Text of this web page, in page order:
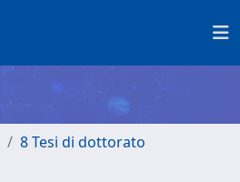
8 Tesi di dottorato